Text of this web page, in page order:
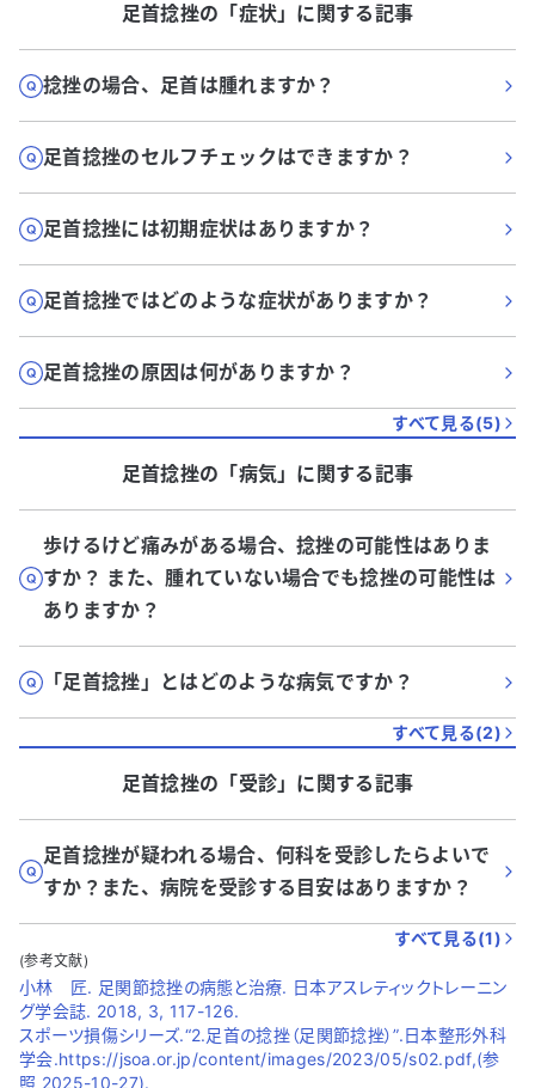
足首捻挫の「症状」に関する記事
捻挫の場合、足首は腫れますか？
足首捻挫のセルフチェックはできますか？
足首捻挫には初期症状はありますか？
足首捻挫ではどのような症状がありますか？
足首捻挫の原因は何がありますか？
すべて見る(5)
足首捻挫の「病気」に関する記事
歩けるけど痛みがある場合、捻挫の可能性はありま
すか？ また、腫れていない場合でも捻挫の可能性は
ありますか？
「足首捻挫」とはどのような病気ですか？
すべて見る(2)
足首捻挫の「受診」に関する記事
足首捻挫が疑われる場合、何科を受診したらよいで
すか？また、病院を受診する目安はありますか？
すべて見る(1)
(参考文献)
小林 匠. 足関節捻挫の病態と治療. 日本アスレティックトレーニン
グ学会誌. 2018, 3, 117-126.
スポーツ損傷シリーズ.“2.足首の捻挫（足関節捻挫）”.日本整形外科
学会.https://jsoa.or.jp/content/images/2023/05/s02.pdf,(参
照 2025-10-27).